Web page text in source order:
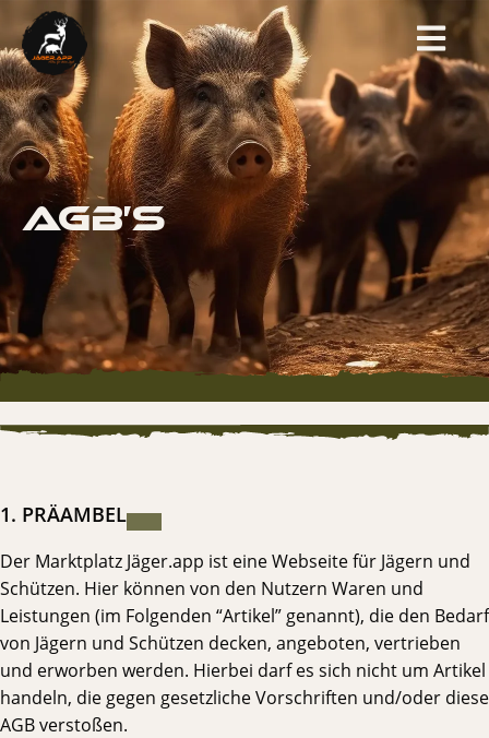
AGB’s
1. PRÄAMBEL
Der Marktplatz Jäger.app ist eine Webseite für Jägern und
Schützen. Hier können von den Nutzern Waren und
Leistungen (im Folgenden “Artikel” genannt), die den Bedarf
von Jägern und Schützen decken, angeboten, vertrieben
und erworben werden. Hierbei darf es sich nicht um Artikel
handeln, die gegen gesetzliche Vorschriften und/oder diese
AGB verstoßen.